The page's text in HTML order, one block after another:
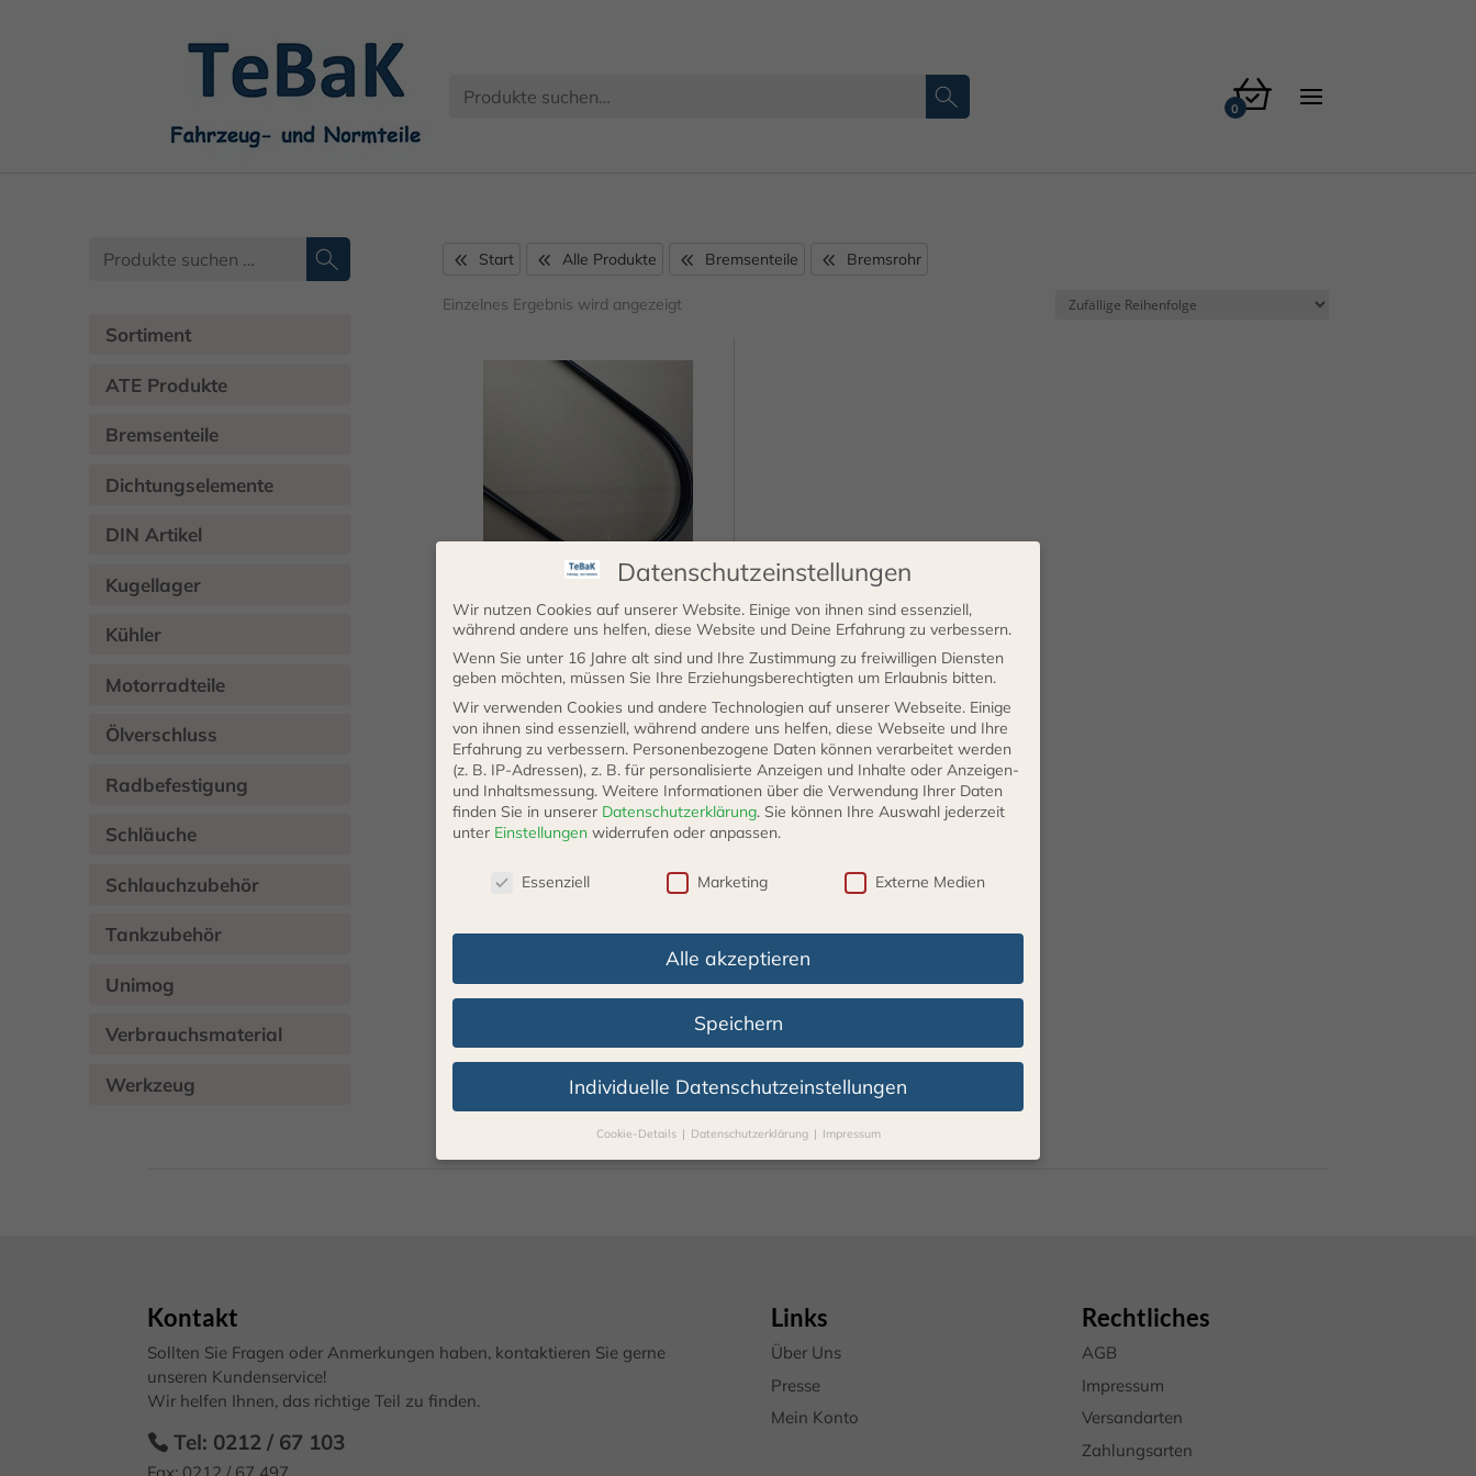
Start Alle Produkte Bremsenteile Bremsrohr
Einzelnes Ergebnis wird angezeigt
5m Ring Bremsrohr
Kraftstoffleitung 8mm
29,35
incl. 19% VAT zzgl. Versand
Lieferzeit: 3 - 5 Werktage
IN DEN
WARENKORB
Sortiment
ATE Produkte
Bremsenteile
Dichtungselemente
DIN Artikel
Kugellager
Kühler
Motorradteile
Ölverschluss
Radbefestigung
Schläuche
Schlauchzubehör
Tankzubehör
Unimog
Verbrauchsmaterial
Werkzeug
Kontakt
Sollten Sie Fragen oder Anmerkungen haben, kontaktieren Sie gerne
unseren Kundenservice!
Wir helfen Ihnen, das richtige Teil zu finden.
Tel: 0212 / 67 103
Links
Über Uns
Presse
Mein Konto
Rechtliches
AGB
Impressum
Versandarten
Zahlungsarten
Datenschutzeinstellungen
Wir nutzen Cookies auf unserer Website. Einige von ihnen sind essenziell,
während andere uns helfen, diese Website und Deine Erfahrung zu verbessern.
Wenn Sie unter 16 Jahre alt sind und Ihre Zustimmung zu freiwilligen Diensten
geben möchten, müssen Sie Ihre Erziehungsberechtigten um Erlaubnis bitten.
Wir verwenden Cookies und andere Technologien auf unserer Webseite. Einige
von ihnen sind essenziell, während andere uns helfen, diese Webseite und Ihre
Erfahrung zu verbessern. Personenbezogene Daten können verarbeitet werden
(z. B. IP-Adressen), z. B. für personalisierte Anzeigen und Inhalte oder Anzeigen-
und Inhaltsmessung. Weitere Informationen über die Verwendung Ihrer Daten
finden Sie in unserer Datenschutzerklärung. Sie können Ihre Auswahl jederzeit
unter Einstellungen widerrufen oder anpassen.
Essenziell Marketing Externe Medien
Alle akzeptieren
Speichern
Individuelle Datenschutzeinstellungen
Cookie-Details Datenschutzerklärung Impressum
Datenschutzeinstellungen
(z. B. IP-Adressen), z. B. für personalisierte Anzeigen und Inhalte oder Anzeigen-
Weitere Informationen über die Verwendung Ihrer Daten
finden Sie in unsererDatenschutzerklärung
Einwilligung zu ganzen Kategorien geben oder sich weitere Informationen
anzeigen lassen und so nur bestimmte Cookies auswählen.